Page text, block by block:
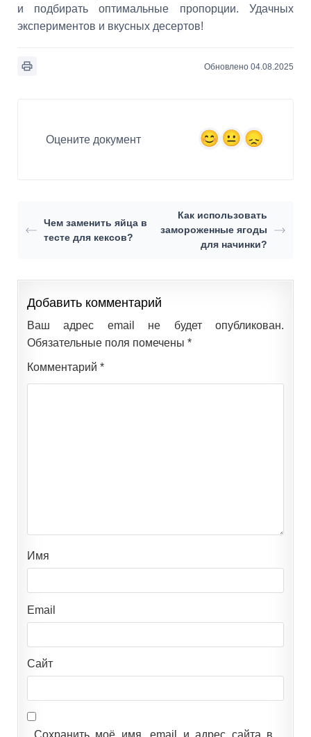
и подбирать оптимальные пропорции. Удачных
экспериментов и вкусных десертов!
Обновлено 04.08.2025
Оцените документ
Чем заменить яйца в
тесте для кексов?
Как использовать
замороженные ягоды
для начинки?
Добавить комментарий
Ваш адрес email не будет опубликован.
Обязательные поля помечены *
Комментарий *
Имя
Email
Сайт
Сохранить моё имя, email и адрес сайта в